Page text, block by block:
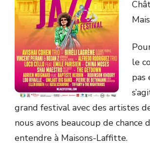
le
pas
grand festival avec des artistes
nous avons beaucoup de chance
entendre à Maisons-Laffitte.